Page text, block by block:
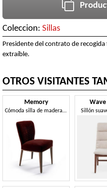
Coleccion: Sillas
Presidente del contrato de
extraíble.
OTROS VISITANTES
Memory
Cómoda silla de madera moderna Sillón